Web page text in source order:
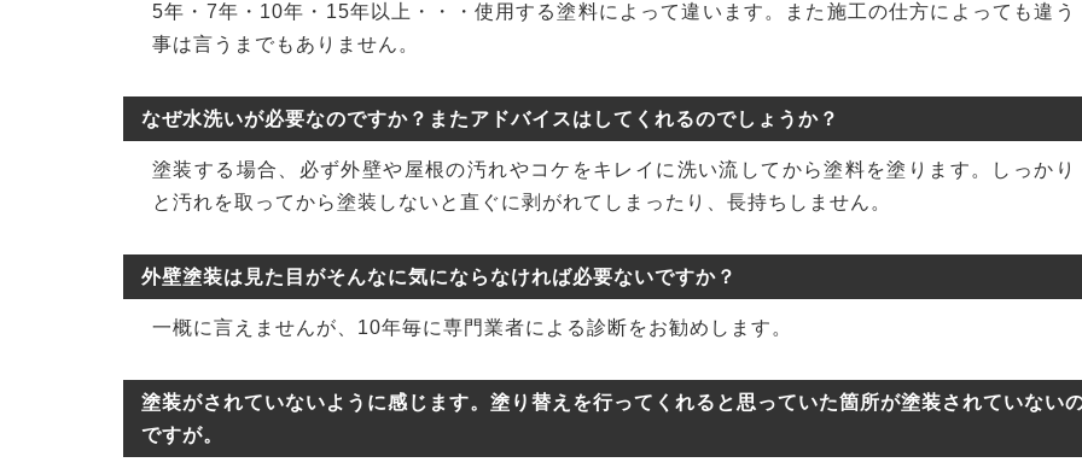
5年・7年・10年・15年以上・・・使用する塗料によって違います。また施工の仕方によっても違う
事は言うまでもありません。
なぜ水洗いが必要なのですか？またアドバイスはしてくれるのでしょうか？
塗装する場合、必ず外壁や屋根の汚れやコケをキレイに洗い流してから塗料を塗ります。しっかり
と汚れを取ってから塗装しないと直ぐに剥がれてしまったり、長持ちしません。
外壁塗装は見た目がそんなに気にならなければ必要ないですか？
一概に言えませんが、10年毎に専門業者による診断をお勧めします。
塗装がされていないように感じます。塗り替えを行ってくれると思っていた箇所が塗装されていない
ですが。